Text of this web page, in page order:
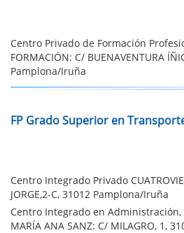
Centro Privado de Formación
FORMACIÓN: C/ BUENAVENTURA
Pamplona/Iruña
FP Grado Superior en
Centro Integrado Privado
JORGE,2-C, 31012 Pamplona/Iruña
Centro Integrado en
MARÍA ANA SANZ: C/ MILAGRO, 1,